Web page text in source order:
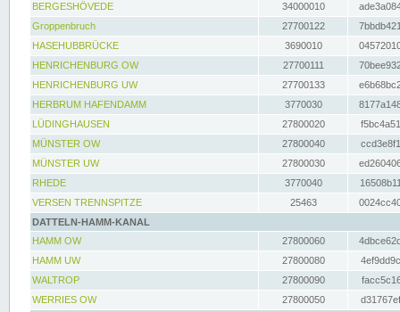
BERGESHÖVEDE
34000010
Groppenbruch
27700122
HASEHUBBRÜCKE
3690010
HENRICHENBURG OW
27700111
HENRICHENBURG UW
27700133
HERBRUM HAFENDAMM
3770030
LÜDINGHAUSEN
27800020
MÜNSTER OW
27800040
MÜNSTER UW
27800030
RHEDE
3770040
VERSEN TRENNSPITZE
25463
DATTELN-HAMM-KANAL
HAMM OW
27800060
HAMM UW
27800080
WALTROP
27800090
WERRIES OW
27800050